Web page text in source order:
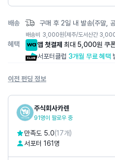
지
배송 구매 후 2일 내 발송(주말,
배송비 3,000원(제주/도서산간
혜택 앱 첫결제 최대 5,000원 쿠폰
서포터클럽 3개월 무료 혜택
이전 펀딩 정보
주식회사카렌
91명이 팔로우 중
만족도 5.0(17개)
서포터 161명